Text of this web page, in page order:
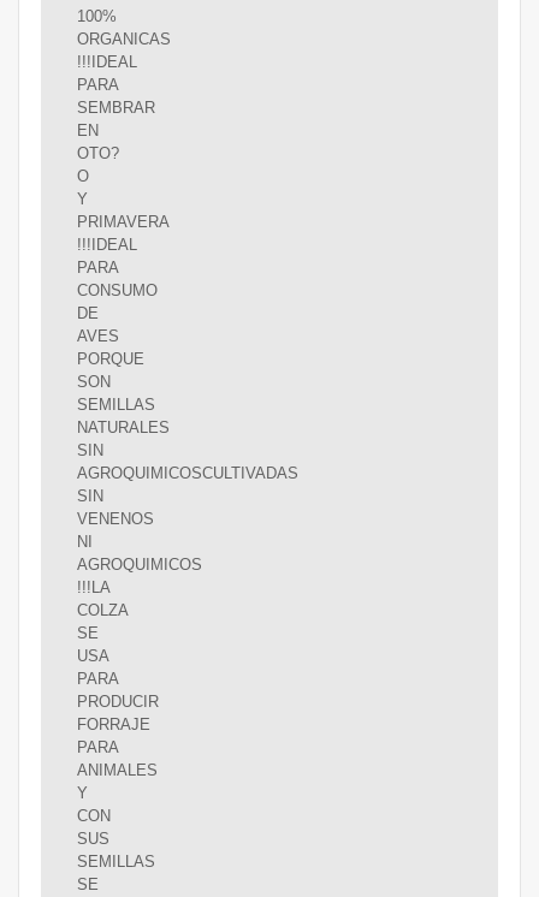
100%
ORGANICAS
!!!IDEAL
PARA
SEMBRAR
EN
OTO?
O
Y
PRIMAVERA
!!!IDEAL
PARA
CONSUMO
DE
AVES
PORQUE
SON
SEMILLAS
NATURALES
SIN
AGROQUIMICOSCULTIVADAS
SIN
VENENOS
NI
AGROQUIMICOS
!!!LA
COLZA
SE
USA
PARA
PRODUCIR
FORRAJE
PARA
ANIMALES
Y
CON
SUS
SEMILLAS
SE